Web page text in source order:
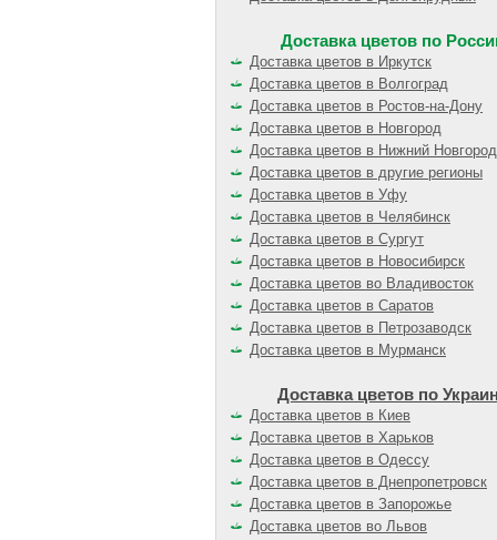
Доставка цветов по
Доставка цветов в Иркутск
Доставка цветов в Волгоград
Доставка цветов в Ростов-на-Дону
Доставка цветов в Новгород
Доставка цветов в Нижний Новгород
Доставка цветов в другие регионы
Доставка цветов в Уфу
Доставка цветов в Челябинск
Доставка цветов в Сургут
Доставка цветов в Новосибирск
Доставка цветов во Владивосток
Доставка цветов в Саратов
Доставка цветов в Петрозаводск
Доставка цветов в Мурманск
Доставка цветов по
Доставка цветов в Киев
Доставка цветов в Харьков
Доставка цветов в Одессу
Доставка цветов в Днепропетровск
Доставка цветов в Запорожье
Доставка цветов во Львов